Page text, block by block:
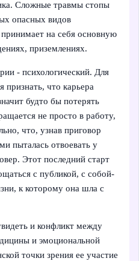
Сложные травмы стопы
опасных видов
на себя основную
приземлениях.
- психологический. Для
признать, что карьера
будто бы потерять
не просто в работу,
что, узнав приговор
пыталась отвоевать у
Этот последний старт
с публикой, с собой-
к которому она шла с
и конфликт между
и эмоциональной
точки зрения ее участие